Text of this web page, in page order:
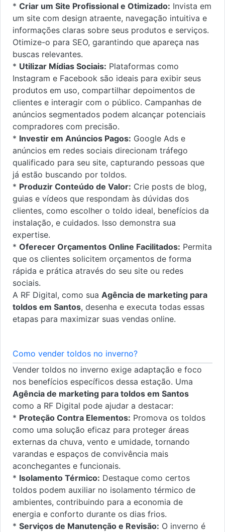
* Criar um Site Profissional e Otimizado: Invista em
um site com design atraente, navegação intuitiva e
informações claras sobre seus produtos e serviços.
Otimize-o para SEO, garantindo que apareça nas
buscas relevantes.
* Utilizar Mídias Sociais: Plataformas como
Instagram e Facebook são ideais para exibir seus
produtos em uso, compartilhar depoimentos de
clientes e interagir com o público. Campanhas de
anúncios segmentados podem alcançar potenciais
compradores com precisão.
* Investir em Anúncios Pagos: Google Ads e
anúncios em redes sociais direcionam tráfego
qualificado para seu site, capturando pessoas que
já estão buscando por toldos.
* Produzir Conteúdo de Valor: Crie posts de blog,
guias e vídeos que respondam às dúvidas dos
clientes, como escolher o toldo ideal, benefícios da
instalação, e cuidados. Isso demonstra sua
expertise.
* Oferecer Orçamentos Online Facilitados: Permita
que os clientes solicitem orçamentos de forma
rápida e prática através do seu site ou redes
sociais.
A RF Digital, como sua Agência de marketing para
toldos em Santos, desenha e executa todas essas
etapas para maximizar suas vendas online.
Como vender toldos no inverno?
Vender toldos no inverno exige adaptação e foco
nos benefícios específicos dessa estação. Uma
Agência de marketing para toldos em Santos
como a RF Digital pode ajudar a destacar:
* Proteção Contra Elementos: Promova os toldos
como uma solução eficaz para proteger áreas
externas da chuva, vento e umidade, tornando
varandas e espaços de convivência mais
aconchegantes e funcionais.
* Isolamento Térmico: Destaque como certos
toldos podem auxiliar no isolamento térmico de
ambientes, contribuindo para a economia de
energia e conforto durante os dias frios.
* Serviços de Manutenção e Revisão: O inverno é